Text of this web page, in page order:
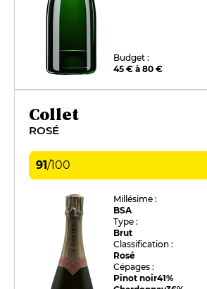
Budget :
45 € à 80 €
Collet
ROSÉ
91/100
Millésime :
BSA
Type :
Brut
Classification :
Rosé
Cépages :
Pinot noir41%